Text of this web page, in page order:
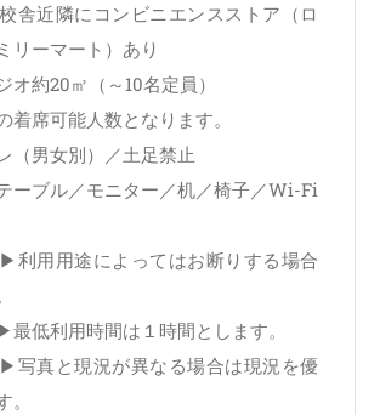
舎近隣にコンビニエンスストア（ロ
リーマート）あり
オ約20㎡（～10名定員）
席可能人数となります。
（男女別）／土足禁止
ーブル／モニター／机／椅子／Wi-Fi
▶利用用途によってはお断りする場合
時間は１時間とします。
況が異なる場合は現況を優